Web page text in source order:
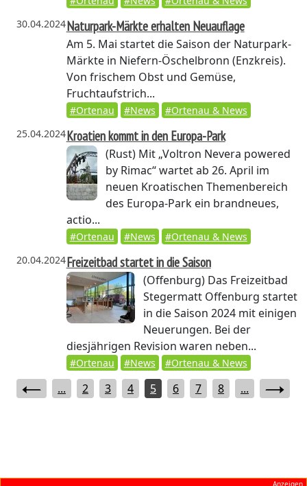
30.04.2024Naturpark-Märkte erhalten Neuauflage
Am 5. Mai startet die Saison der Naturpark-
Märkte in Niefern-Öschelbronn (Enzkreis).
Von frischem Obst und Gemüse,
Fruchtaufstrich...
#Ortenau #News
#Ortenau & News
25.04.2024Kroatien kommt in den Europa-Park
(Rust)Mit „Voltron Nevera powered
by Rimac“ wartet ab 26. April im
neuen Kroatischen Themenbereich
des Europa-Park ein brandneues,
actio...
#Ortenau #News
#Ortenau & News
20.04.2024Freizeitbad startet in die Saison
(Offenburg)Das Freizeitbad
Stegermatt Offenburg startet
in die Saison 2024 mit einigen
Neuerungen. Bei der
diesjährigen Revision waren neben...
#Ortenau #News #Ortenau & News
... 2 3 4 5 6 7 8 ...
Anzeigen